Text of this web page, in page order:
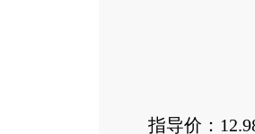
指导价：